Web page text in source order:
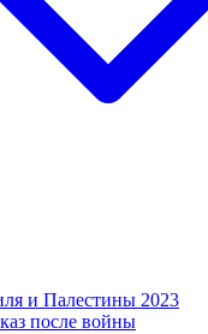
и Палестины 2023
после войны